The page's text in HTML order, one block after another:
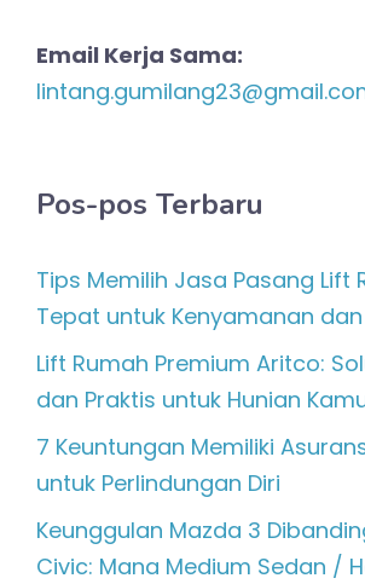
Email Kerja Sama:
Pos-pos Terbaru
Tips Memilih Jasa Pasang Lift
Tepat untuk Kenyamanan
Lift Rumah Premium Aritco:
dan Praktis untuk Hunian
7 Keuntungan Memiliki
untuk Perlindungan Diri
Keunggulan Mazda 3
Civic: Mana Medium Sedan /